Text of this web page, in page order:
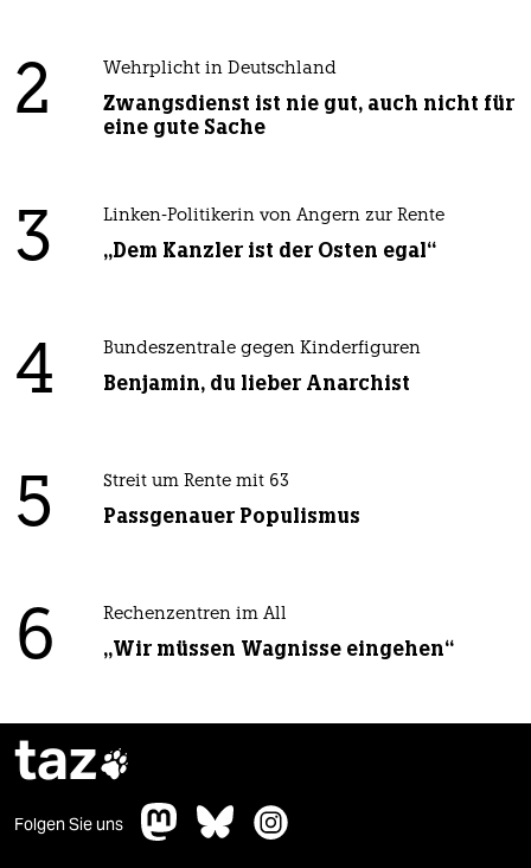
2 Wehrplicht in Deutschland
Zwangsdienst ist nie gut, auch nicht für
eine gute Sache
3 Linken-Politikerin von Angern zur Rente
„Dem Kanzler ist der Osten egal“
4 Bundeszentrale gegen Kinderfiguren
Benjamin, du lieber Anarchist
5 Streit um Rente mit 63
Passgenauer Populismus
6 Rechenzentren im All
„Wir müssen Wagnisse eingehen“
taz
Folgen Sie uns